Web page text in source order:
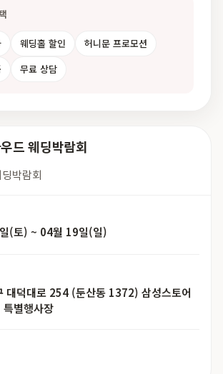
웨딩홀 할인
허니문 프로모션
무료 상담
드 웨딩박람회
박람회
(토) ~ 04월 19일(일)
대덕대로 254 (둔산동 1372) 삼성스토어
특별행사장